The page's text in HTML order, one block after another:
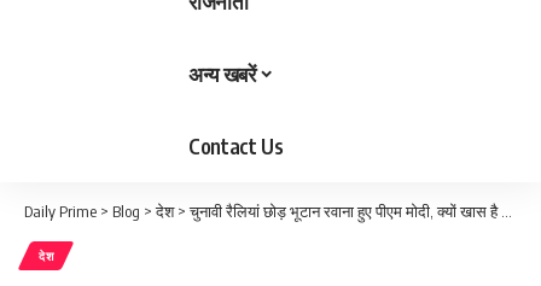
अन्य खबरें
Contact Us
Daily Prime > Blog >देश>चुनावी रैलियां छोड़ भूटान रवाना हुए पीएम मोदी, क्यों खास है उनका यह दौरा?…
देश